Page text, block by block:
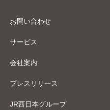
お問い合わせ
サービス
会社案内
プレスリリース
JR西日本グループ